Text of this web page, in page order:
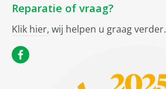
Reparatie of vraag?
Klik hier, wij helpen u graag verder.